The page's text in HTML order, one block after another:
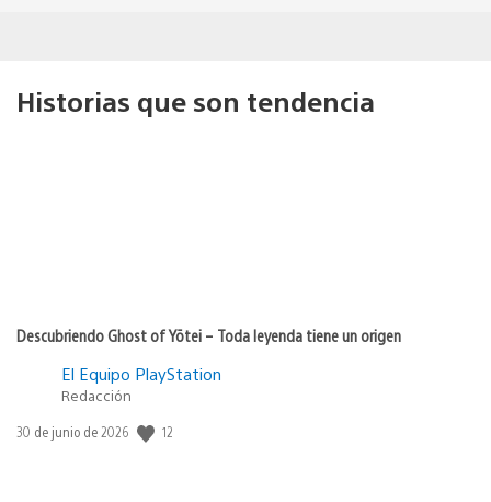
Historias que son tendencia
Descubriendo Ghost of Yōtei – Toda leyenda tiene un origen
El Equipo PlayStation
Redacción
Fecha
30 de junio de 2026 12